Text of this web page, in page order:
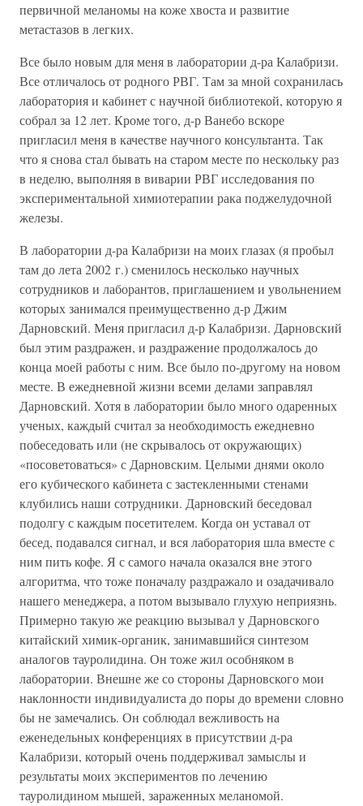
первичной меланомы на коже хвоста и развитие
метастазов в легких.
Все было новым для меня в лаборатории д-ра Калабризи.
Все отличалось от родного РВГ. Там за мной сохранилась
лаборатория и кабинет с научной библиотекой, которую я
собрал за 12 лет. Кроме того, д-р Ванебо вскоре
пригласил меня в качестве научного консультанта. Так
что я снова стал бывать на старом месте по нескольку раз
в неделю, выполняя в виварии РВГ исследования по
экспериментальной химиотерапии рака поджелудочной
железы.
В лаборатории д-ра Калабризи на моих глазах (я пробыл
там до лета 2002 г.) сменилось несколько научных
сотрудников и лаборантов, приглашением и увольнением
которых занимался преимущественно д-р Джим
Дарновский. Меня пригласил д-р Калабризи. Дарновский
был этим раздражен, и раздражение продолжалось до
конца моей работы с ним. Все было по-другому на новом
месте. В ежедневной жизни всеми делами заправлял
Дарновский. Хотя в лаборатории было много одаренных
ученых, каждый считал за необходимость ежедневно
побеседовать или (не скрывалось от окружающих)
«посоветоваться» с Дарновским. Целыми днями около
его кубического кабинета с застекленными стенами
клубились наши сотрудники. Дарновский беседовал
подолгу с каждым посетителем. Когда он уставал от
бесед, подавался сигнал, и вся лаборатория шла вместе с
ним пить кофе. Я с самого начала оказался вне этого
алгоритма, что тоже поначалу раздражало и озадачивало
нашего менеджера, а потом вызывало глухую неприязнь.
Примерно такую же реакцию вызывал у Дарновского
китайский химик-органик, занимавшийся синтезом
аналогов тауролидина. Он тоже жил особняком в
лаборатории. Внешне же со стороны Дарновского мои
наклонности индивидуалиста до поры до времени словно
бы не замечались. Он соблюдал вежливость на
еженедельных конференциях в присутствии д-ра
Калабризи, который очень поддерживал замыслы и
результаты моих экспериментов по лечению
тауролидином мышей, зараженных меланомой.